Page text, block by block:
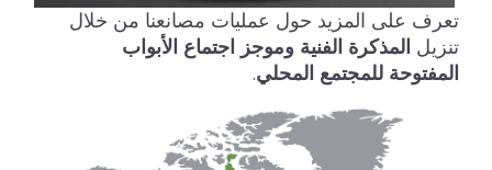
تعرف على المزيد حول عمليات مصانعنا من خلال
تنزيل المذكرة الفنية وموجز اجتماع الأبواب
المفتوحة للمجتمع المحلي.